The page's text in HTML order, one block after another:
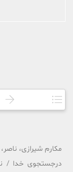
مکارم شیرازی، ناصر، 1305.